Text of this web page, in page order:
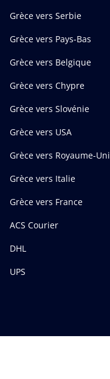
Grèce vers Serbie
Grèce vers Pays-Bas
Grèce vers Belgique
Grèce vers Chypre
Grèce vers Slovénie
Grèce vers USA
Grèce vers Royaume-Uni
Grèce vers Italie
Grèce vers France
ACS Courier
DHL
UPS